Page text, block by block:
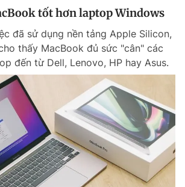
Liên hệ quảng cáo
điện thoại
tốt hơn laptop Windows
đã sử dụng nền tảng Apple Silicon,
thấy MacBook đủ sức "cân" các
đến từ Dell, Lenovo, HP hay Asus.